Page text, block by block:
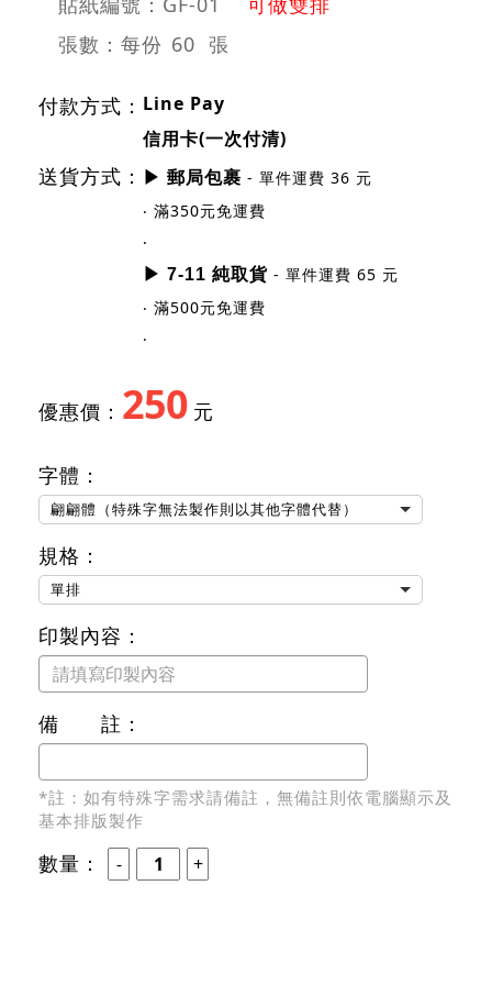
張數：每份 60 張
付款方式： Line Pay
信用卡(一次付清)
送貨方式： ▶ 郵局包裹 - 單件運費 36 元
‧ 滿350元免運費
‧
▶ 7-11 純取貨 - 單件運費 65 元
‧ 滿500元免運費
‧
優惠價： 250 元
字體：
翩翩體（特殊字無法製作則以其他字體代替）
規格：
單排
印製內容：
備 註：
*註：如有特殊字需求請備註，無備註則依電腦顯示及
基本排版製作
數量：